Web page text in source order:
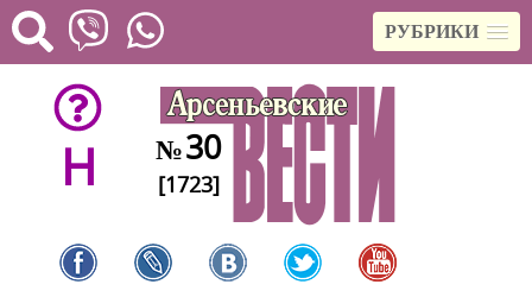
РУБРИКИ
H №30
[1723]